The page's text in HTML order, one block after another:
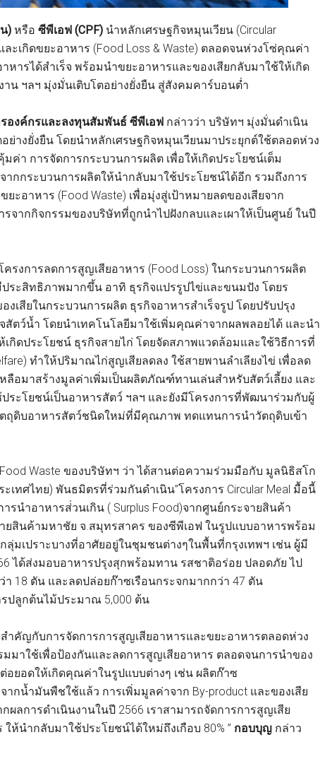
) หรือ ซีพีเอฟ (CPF) นำหลักเศรษฐกิจหมุนเวียน (Circular
ะเกิดขยะอาหาร (Food Loss & Waste) ตลอดจนห่วงโซ่คุณค่า
ารได้สำเร็จ พร้อมนำขยะอาหารและของเสียกลับมาใช้ให้เกิด
น ฯลฯ มุ่งมั่นเติบโตอย่างยั่งยืน สู่สังคมคาร์บอนต่ำ
องค์กรและลงทุนสัมพันธ์ ซีพีเอฟ กล่าวว่า บริษัทฯ มุ่งมั่นดำเนิน
ย่างยั่งยืน โดยนำหลักเศรษฐกิจหมุนเวียนมาประยุกต์ใช้ตลอดห่วง
า การจัดการกระบวนการผลิต เพื่อให้เกิดประโยชน์เต็ม
กกระบวนการผลิตให้นำกลับมาใช้ประโยชน์ได้อีก รวมถึงการ
ะอาหาร (Food Waste) เพื่อมุ่งสู่เป้าหมายลดของเสียจาก
จากกิจกรรมของบริษัทที่ถูกนำไปฝังกลบและเผาให้เป็นศูนย์ ในปี
รงการลดการสูญเสียอาหาร (Food Loss) ในกระบวนการผลิต
ระสิทธิภาพมากขึ้น อาทิ ธุรกิจแปรรูปไข่และขนมปัง โดยร
เสียในกระบวนการผลิต ธุรกิจอาหารสำเร็จรูป โดยปรับปรุง
ตว์น้ำ โดยนำเทคโนโลยีมาใช้เพิ่มคุณค่าจากผลพลอยได้ และนำ
กิดประโยชน์ ธุรกิจสายไก่ โดยจัดสภาพแวดล้อมและใช้วิธีการที่
ทำให้ปริมาณไก่สูญเสียลดลง ใช้สายพานลำเลียงไข่ เพื่อลด
ลือมาสร้างมูลค่าเพิ่มเป็นผลิตภัณฑ์ทานเล่นสำหรับสัตว์เลี้ยง และ
ระโยชน์เป็นอาหารสัตว์ ฯลฯ และยังมีโครงการที่พัฒนาร่วมกับผู้
ถุดิบอาหารสัตว์ชนิดใหม่ที่มีคุณภาพ ทดแทนการนำวัตถุดิบเข้า
Waste ของบริษัทฯ ว่า ได้สานต่อความร่วมมือกับ มูลนิธิสโก
ทศไทย) พันธมิตรที่ร่วมกันดำเนิน”โครงการ Circular Meal มื้อนี้
รนำอาหารส่่วนเกิน ( Surplus Food)จากศูนย์กระจายสินค้า
ายสินค้ามหาชัย จ.สมุทรสาคร ของซีพีเอฟ ในรูปแบบอาหารพร้อม
มเปราะบางที่อาศัยอยู่ในชุมชนต่างๆในพื้นที่กรุงเทพฯ เช่น ผู้มี
ได้ส่งมอบอาหารปรุงสุกพร้อมทาน รสชาติอร่อย ปลอดภัย ไป
18 ตัน และลดปล่อยก๊าซเรือนกระจกมากกว่า 47 ตัน
ปลูกต้นไม้ประมาณ 5,000 ต้น
ำคัญกับการจัดการการสูญเสียอาหารและขยะอาหารตลอดห่วง
มาใช้เพื่อป้องกันและลดการสูญเสียอาหาร ตลอดจนการนำของ
อยอดให้เกิดคุณค่าในรูปแบบต่างๆ เช่น ผลิตก๊าซ
ากน้ำมันพืชใช้แล้ว การเพิ่มมูลค่าจาก By-product และของเสีย
ผลการดำเนินงานในปี 2566 เราสามารถจัดการการสูญเสีย
ห้นำกลับมาใช้ประโยชน์ได้ใหม่ถึงเกือบ 80% ” กอบบุญ กล่าว